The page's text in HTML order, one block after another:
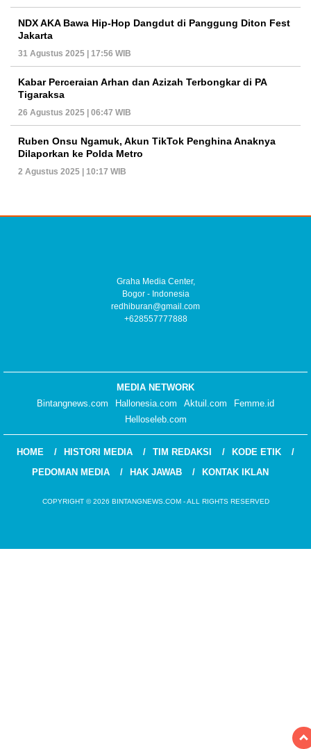
NDX AKA Bawa Hip-Hop Dangdut di Panggung Diton Fest
Jakarta
31 Agustus 2025 | 17:56 WIB
Kabar Perceraian Arhan dan Azizah Terbongkar di PA
Tigaraksa
26 Agustus 2025 | 06:47 WIB
Ruben Onsu Ngamuk, Akun TikTok Penghina Anaknya
Dilaporkan ke Polda Metro
2 Agustus 2025 | 10:17 WIB
Graha Media Center,
Bogor - Indonesia
redhiburan@gmail.com
+628557777888
MEDIA NETWORK
Bintangnews.com
Hallonesia.com Aktuil.com
Femme.id
Helloseleb.com
HOME HISTORI MEDIA TIM REDAKSI
KODE ETIK
PEDOMAN MEDIA
HAK JAWAB KONTAK IKLAN
COPYRIGHT © 2026 BINTANGNEWS.COM - ALL RIGHTS RESERVED